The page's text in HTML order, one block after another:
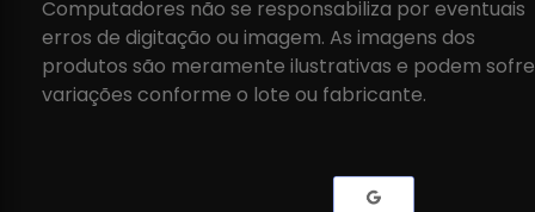
Computadores não se responsabiliza por eventuais
erros de digitação ou imagem. As imagens dos
produtos são meramente ilustrativas e podem
variações conforme o lote ou fabricante.